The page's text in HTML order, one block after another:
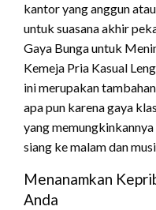
kantor yang anggun
untuk suasana akhir
Gaya Bunga untuk
Kemeja Pria Kasual
ini merupakan
apa pun karena gaya
yang
siang ke malam dan
Menanamkan
Anda